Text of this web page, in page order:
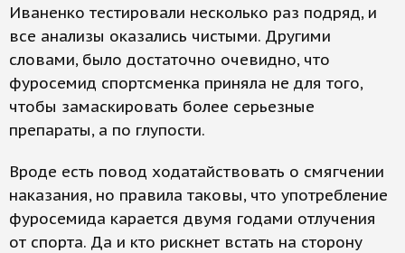
Иваненко тестировали несколько раз подряд, и
все анализы оказались чистыми. Другими
словами, было достаточно очевидно, что
фуросемид спортсменка приняла не для того,
чтобы замаскировать более серьезные
препараты, а по глупости.
Вроде есть повод ходатайствовать о смягчении
наказания, но правила таковы, что употребление
фуросемида карается двумя годами отлучения
от спорта. Да и кто рискнет встать на сторону